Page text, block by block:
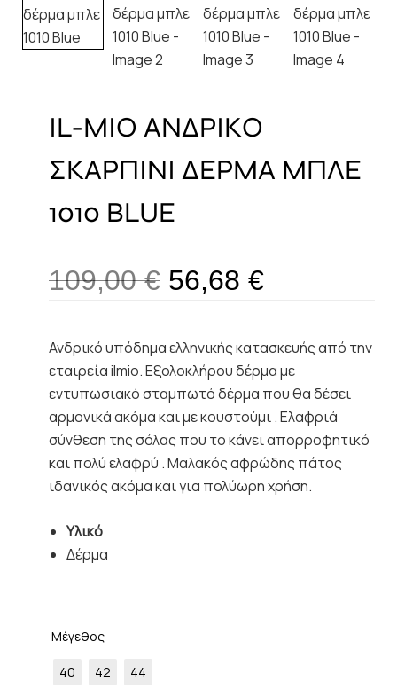
IL-MIO ΑΝΔΡΙΚΟ
ΣΚΑΡΠΙΝΙ ΔΕΡΜΑ ΜΠΛΕ
1010 BLUE
109,00€ 56,68 €
Ανδρικό υπόδημα ελληνικής κατασκευής από την
εταιρεία ilmio. Εξολοκλήρου δέρμα με
εντυπωσιακό σταμπωτό δέρμα που θα δέσει
αρμονικά ακόμα και με κουστούμι . Ελαφριά
σύνθεση της σόλας που το κάνει απορροφητικό
και πολύ ελαφρύ . Μαλακός αφρώδης πάτος
ιδανικός ακόμα και για πολύωρη χρήση.
Υλικό
Δέρμα
Μέγεθος
40 42 44